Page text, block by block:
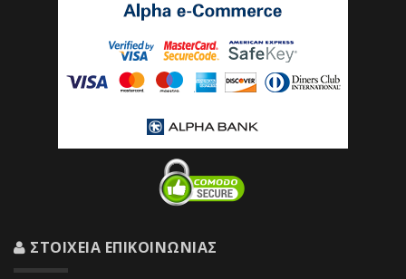
ΣΤΟΙΧΕΊΑ ΕΠΙΚΟΙΝΩΝΊΑΣ